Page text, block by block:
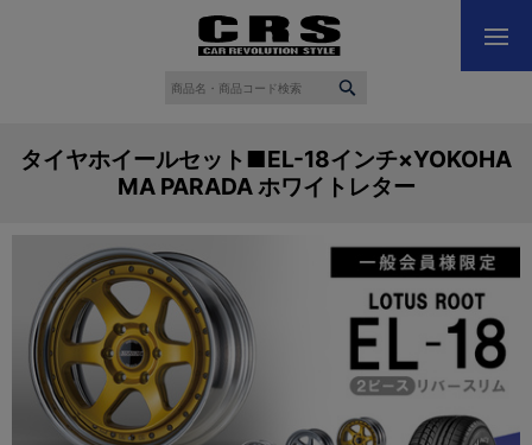
タイヤホイールセット■EL-18インチ×YOKOHA
MA PARADA ホワイトレター